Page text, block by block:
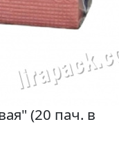
(20 пач. в